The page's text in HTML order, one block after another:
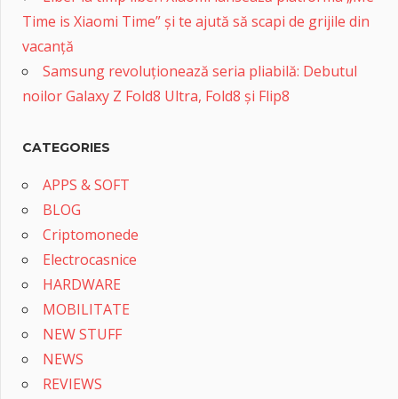
Time is Xiaomi Time” și te ajută să scapi de grijile din
vacanță
Samsung revoluționează seria pliabilă: Debutul
noilor Galaxy Z Fold8 Ultra, Fold8 și Flip8
CATEGORIES
APPS & SOFT
BLOG
Criptomonede
Electrocasnice
HARDWARE
MOBILITATE
NEW STUFF
NEWS
REVIEWS